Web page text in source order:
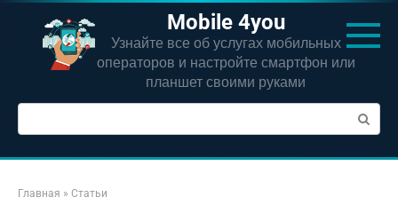
Перейти
контенту
Mobile 4you
Узнайте все об услугах мобильных
операторов и настройте смартфон или
планшет своими руками
Поиск:
Главная » Статьи